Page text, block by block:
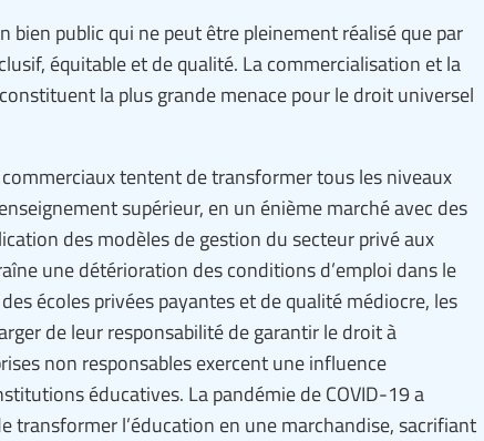
bien public qui ne peut être pleinement réalisé que par
équitable et de qualité. La commercialisation et la
la plus grande menace pour le droit universel
tentent de transformer tous les niveaux
supérieur, en un énième marché avec des
des modèles de gestion du secteur privé aux
une détérioration des conditions d’emploi dans le
écoles privées payantes et de qualité médiocre, les
de leur responsabilité de garantir le droit à
non responsables exercent une influence
éducatives. La pandémie de COVID-19 a
transformer l’éducation en une marchandise, sacrifiant